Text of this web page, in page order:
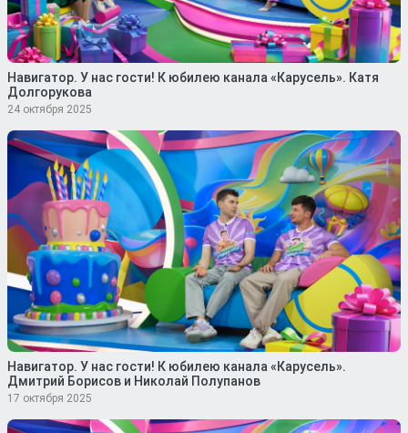
Навигатор. У нас гости! К юбилею канала «Карусель». Катя
Долгорукова
24 октября 2025
Навигатор. У нас гости! К юбилею канала «Карусель».
Дмитрий Борисов и Николай Полупанов
17 октября 2025